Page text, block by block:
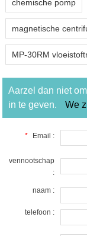
chemische pomp
magnetische
MP-30RM
Aarzel dan niet
in te geven.
We
* Email :
vennootschap
:
naam :
telefoon :